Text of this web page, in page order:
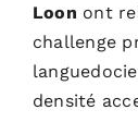
Loon ont
challenge
densité